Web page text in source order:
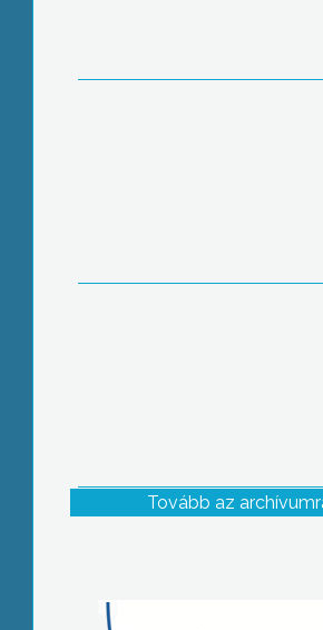
Tovább az